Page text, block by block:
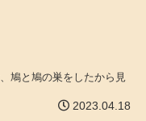
鳩と鳩の巣をしたから見
2023.04.18